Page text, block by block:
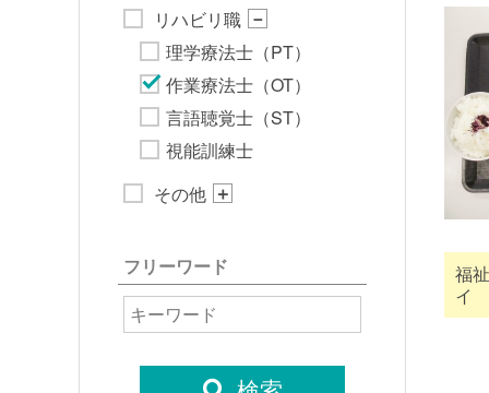
リハビリ職
理学療法士（PT）
作業療法士（OT）
言語聴覚士（ST）
視能訓練士
その他
フリーワード
福
イ